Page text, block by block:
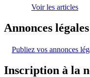
Voir les articles
Annonces légales
Publiez vos annonces
Inscription à la